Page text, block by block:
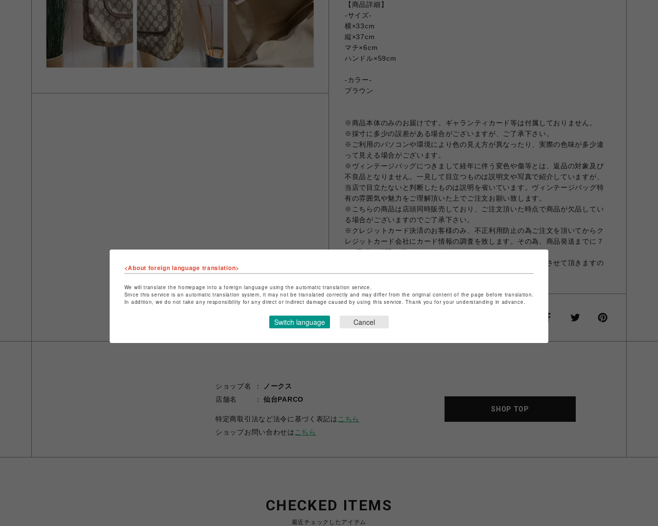
【商品詳細】
-サイズ-
横×33cm
縦×37cm
マチ×6cm
ハンドル×59cm
-カラー-
ブラウン
※商品本体のみのお届けです。ギャランティカード等は付属しておりません。
※採寸に多少の誤差がある場合がございますが、ご了承下さい。
※ご利用のパソコンや環境により色の見え方が異なったり、実際の色味が多少違
って見える場合がございます。
※ヴィンテージバッグにつきまして経年に伴う変色や傷等とは、返品の対象及び
不良品となりません。一見して目立つものは説明文や写真で紹介していますが、
当店で目立たないと判断したものは説明を省いています。ヴィンテージバッグ特
有の雰囲気や魅力をご理解頂いた上でご注文お願い致します。
※こちらの商品は店頭同時販売しており、ご注文頂いた時点で商品が欠品してい
る場合がございますのでご了承下さい。
※クレジットカード決済のお客様のみ、不正利用防止の為ご注文を頂いてからク
レジットカード会社にカード情報の調査を致します。その為、商品発送までに７
～8日程お時間を頂いております。
商品発送の際に当店よりご本人確認のため、お電話にてご連絡させて頂きますの
でご了承下さい。
シェアする
ショップ名
ノークス
店舗名
仙台PARCO
特定商取引法など法令に基づく表記は こちら
ショップお問い合わせは こちら
SHOP TOP
CHECKED ITEMS
最近チェックしたアイテム
<About foreign language translation>
We will translate the homepage into a foreign language using the automatic translation service.
Since this service is an automatic translation system, it may not be translated correctly and may differ from the original content of the page before translation.
In addition, we do not take any responsibility for any direct or indirect damage caused by using this service. Thank you for your understanding in advance.
Switch language Cancel